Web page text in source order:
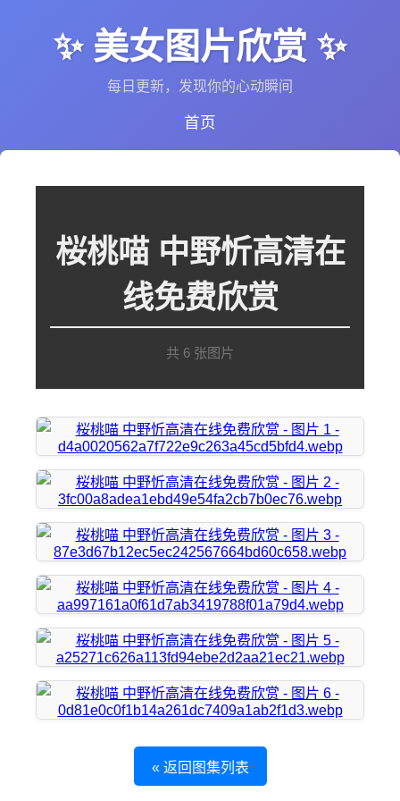
✨ 美女图片欣赏 ✨
每日更新，发现你的心动瞬间
首页
桜桃喵 中野忻高清在
线免费欣赏
共 6 张图片
« 返回图集列表